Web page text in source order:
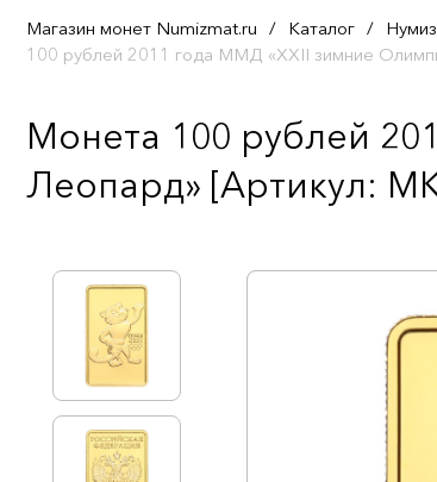
Магазин монет Numizmat.ru / Каталог /
100 рублей 2011 года ММД «XXII зимние
Монета 100 рублей
Леопард» [Артикул: